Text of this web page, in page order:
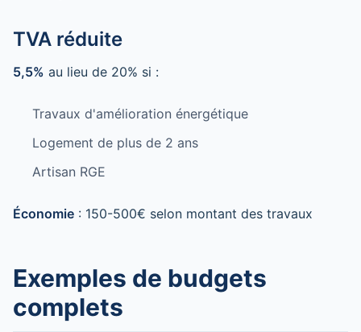
TVA réduite
5,5% au lieu de 20% si :
Travaux d'amélioration énergétique
Logement de plus de 2 ans
Artisan RGE
Économie : 150-500€ selon montant des travaux
Exemples de budgets
complets